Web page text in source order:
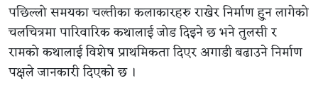
पछिल्लो समयका चल्तीका कलाकारहरु राखेर निर्माण हु्न लागेको
चलचित्रमा पारिवारिक कथालाई जोड दिइने छ भने तुलसी र
रामको कथालाई विशेष प्राथमिकता दिएर अगाडी बढाउने निर्माण
पक्षले जानकारी दिएको छ ।